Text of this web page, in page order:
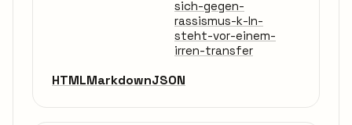
sich-gegen-
rassismus-k-ln-
steht-vor-einem-
irren-transfer
HTMLMarkdownJSON